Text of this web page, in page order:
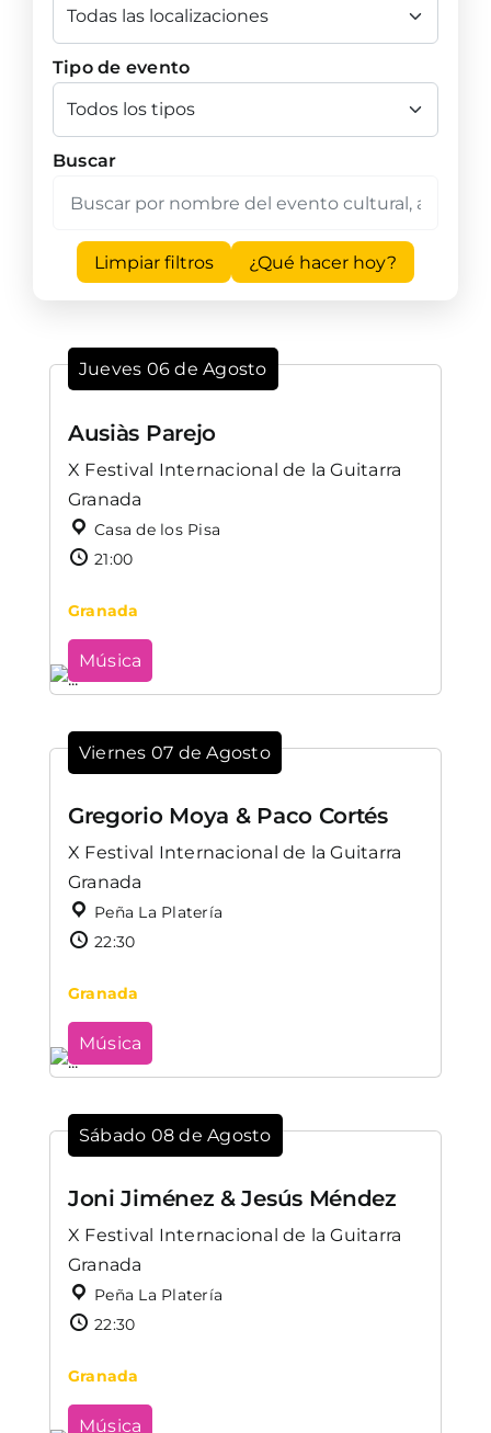
Tipo de evento
Buscar
Limpiar filtros ¿Qué hacer hoy?
Jueves 06 de Agosto
Ausiàs Parejo
X Festival Internacional de la Guitarra
Granada
Casa de los Pisa
21:00
Granada
Música
Viernes 07 de Agosto
Gregorio Moya & Paco Cortés
X Festival Internacional de la Guitarra
Granada
Peña La Platería
22:30
Granada
Música
Sábado 08 de Agosto
Joni Jiménez & Jesús Méndez
X Festival Internacional de la Guitarra
Granada
Peña La Platería
22:30
Granada
Música